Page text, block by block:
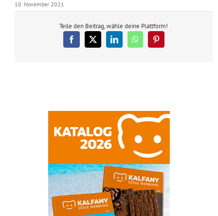
10. November 2021
Teile den Beitrag, wähle deine Plattform!
Facebook
X LinkedInWhatsAppPinterest